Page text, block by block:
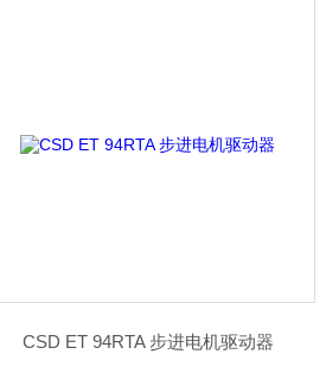
CSD ET 94RTA 步进电机驱动器